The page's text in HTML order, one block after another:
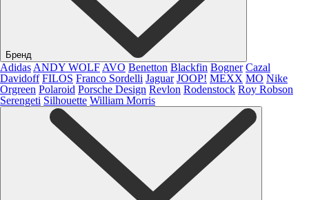
Бренд
Adidas ANDY WOLF AVO Benetton Blackfin Bogner Cazal
Davidoff FILOS Franco Sordelli Jaguar JOOP! MEXX MO Nike
Orgreen Polaroid Porsche Design Revlon Rodenstock Roy Robson
Serengeti Silhouette William Morris